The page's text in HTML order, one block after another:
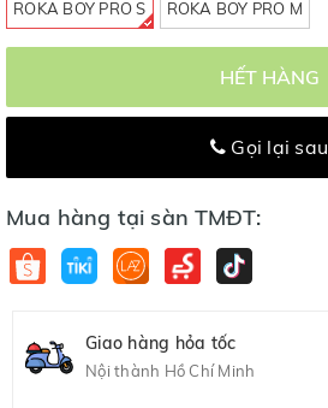
ROKA BOY PRO S ROKA BOY PRO M
HẾT HÀNG
Gọi lại sau
Mua hàng tại sàn TMĐT:
Giao hàng hỏa tốc
Nội thành Hồ Chí Minh